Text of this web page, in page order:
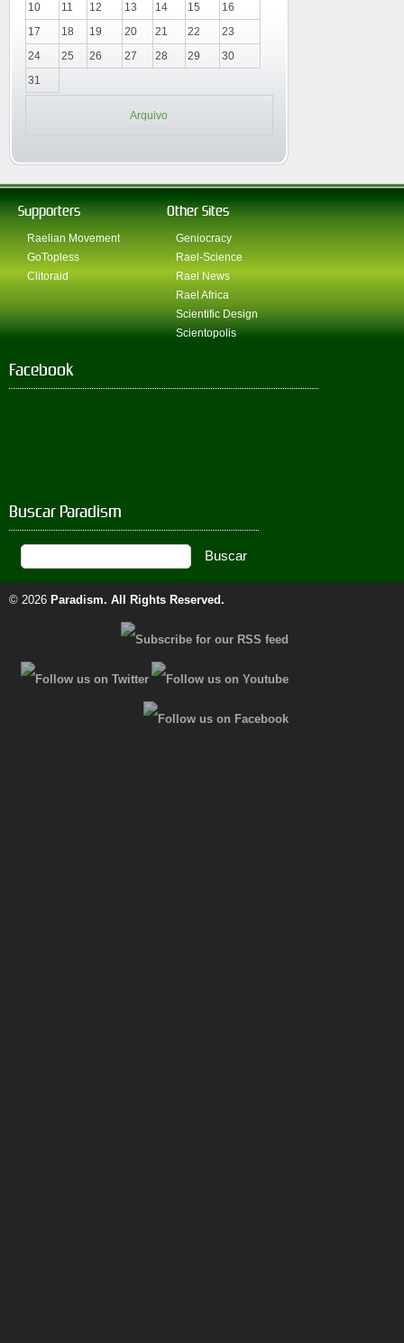
10
11 12 13 14 15
16
17
18 19 20 21 22
23
24
25 26 27 28 29
30
31
Arquivo
Supporters
Raelian Movement
GoTopless
Clitoraid
Other Sites
Geniocracy
Rael-Science
Rael News
Rael Africa
Scientific Design
Scientopolis
Facebook
Buscar Paradism
© 2026 Paradism. All Rights Reserved.